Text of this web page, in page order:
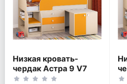
Низкая кровать-
чердак Астра 9 V7
Дуб молочный/